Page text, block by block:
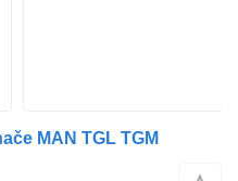
MAN TGL TGM